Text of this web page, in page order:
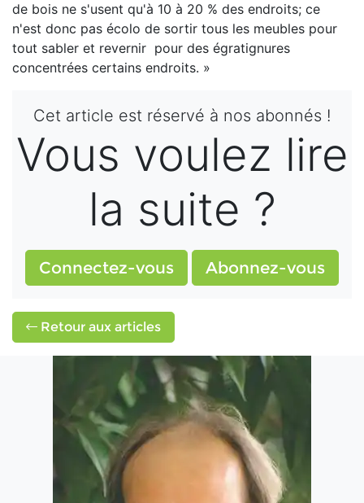
de bois ne s'usent qu'à 10 à 20 % des endroits; ce
n'est donc pas écolo de sortir tous les meubles pour
tout sabler et revernir pour des égratignures
concentrées certains endroits. »
Cet article est réservé à nos abonnés !
Vous voulez lire
la suite ?
Connectez-vous Abonnez-vous
Retour aux articles